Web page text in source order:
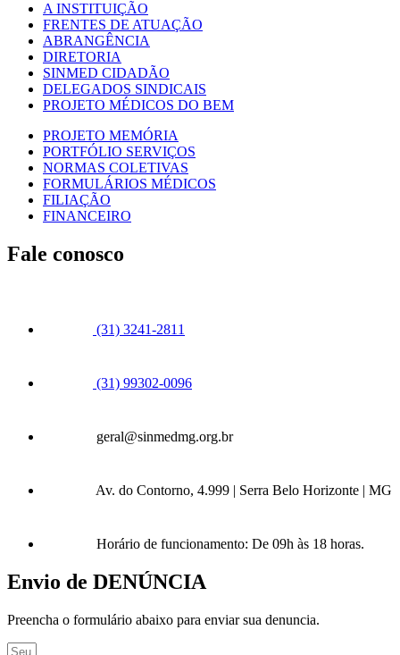
A INSTITUIÇÃO
FRENTES DE ATUAÇÃO
ABRANGÊNCIA
DIRETORIA
SINMED CIDADÃO
DELEGADOS SINDICAIS
PROJETO MÉDICOS DO BEM
PROJETO MEMÓRIA
PORTFÓLIO SERVIÇOS
NORMAS COLETIVAS
FORMULÁRIOS MÉDICOS
FILIAÇÃO
FINANCEIRO
Fale conosco
(31) 3241-2811
(31) 99302-0096
geral@sinmedmg.org.br
Av. do Contorno, 4.999 | Serra Belo Horizonte | MG
Horário de funcionamento: De 09h às 18 horas.
Envio de DENÚNCIA
Preencha o formulário abaixo para enviar sua denuncia.